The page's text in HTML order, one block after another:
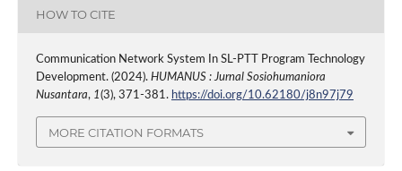
HOW TO CITE
Communication Network System In SL-PTT Program Technology
Development. (2024). HUMANUS : Jurnal Sosiohumaniora
Nusantara, 1(3), 371-381. https://doi.org/10.62180/j8n97j79
MORE CITATION FORMATS